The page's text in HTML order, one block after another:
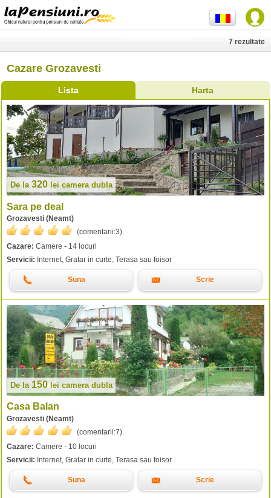
Cazare Grozavesti
Lista Harta
7 rezultate
De la 320 lei camera dubla
Sara pe deal
Grozavesti (Neamt)
(comentarii:3).
Cazare: Camere - 14 locuri
Servicii: Internet, Gratar in curte, Terasa sau foisor
Suna Scrie
De la 150 lei camera dubla
Casa Balan
Grozavesti (Neamt)
(comentarii:7).
Cazare: Camere - 10 locuri
Servicii: Internet, Gratar in curte, Terasa sau foisor
Suna Scrie